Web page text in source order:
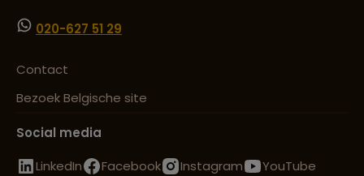
020-627 51 29
Contact
Bezoek Belgische site
Social media
LinkedIn
Facebook Instagram
YouTube